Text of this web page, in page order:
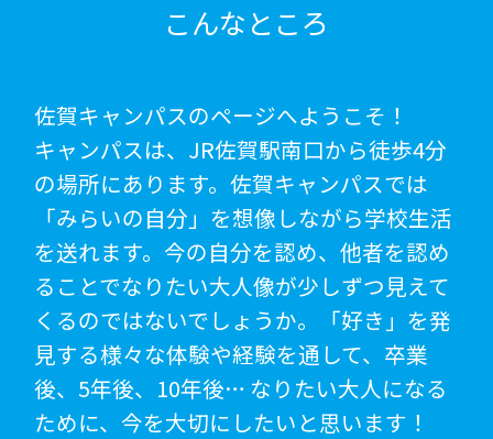
こんなところ
佐賀キャンパスのページへようこそ！
キャンパスは、JR佐賀駅南口から徒歩4分
の場所にあります。佐賀キャンパスでは
「みらいの自分」を想像しながら学校生活
を送れます。今の自分を認め、他者を認め
ることでなりたい大人像が少しずつ見えて
くるのではないでしょうか。「好き」を発
見する様々な体験や経験を通して、卒業
後、5年後、10年後… なりたい大人になる
ために、今を大切にしたいと思います！